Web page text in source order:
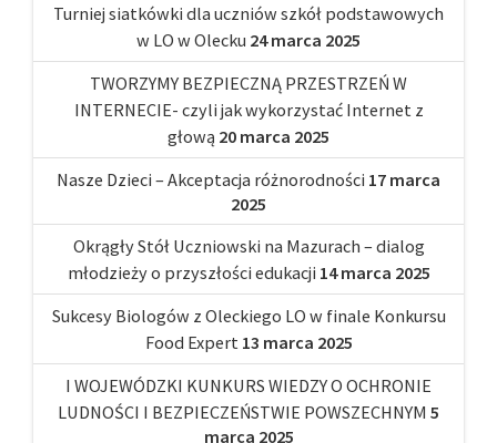
Turniej siatkówki dla uczniów szkół podstawowych
w LO w Olecku 24 marca 2025
TWORZYMY BEZPIECZNĄ PRZESTRZEŃ W
INTERNECIE- czyli jak wykorzystać Internet z
głową 20 marca 2025
Nasze Dzieci – Akceptacja różnorodności 17 marca
2025
Okrągły Stół Uczniowski na Mazurach – dialog
młodzieży o przyszłości edukacji 14 marca 2025
Sukcesy Biologów z Oleckiego LO w finale Konkursu
Food Expert 13 marca 2025
I WOJEWÓDZKI KUNKURS WIEDZY O OCHRONIE
LUDNOŚCI I BEZPIECZEŃSTWIE POWSZECHNYM 5
marca 2025